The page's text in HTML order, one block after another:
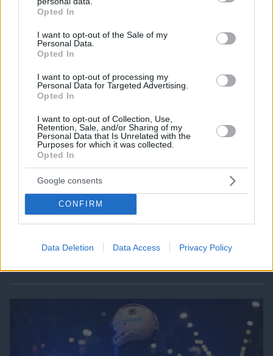
grant or deny consent to Google and its third-party tags to
use your data for below specified purposes in below Google
consent section.
Opted In
I want to opt-out of the Sale of my
Personal Data.
Opted In
I want to opt-out of processing my
Personal Data for Targeted Advertising.
Opted In
I want to opt-out of Collection, Use,
Retention, Sale, and/or Sharing of my
Personal Data that Is Unrelated with the
Purposes for which it was collected.
Opted In
Google consents
CONFIRM
Data Deletion Data Access Privacy Policy
Μια βιοτεχνολόγος έχασε 10 κιλά χωρίς να
στερηθεί το αγαπημένο της φαγητό – Οι 8
συνήθειες που έκαναν τη διαφορά
09.08.2026, 15:35